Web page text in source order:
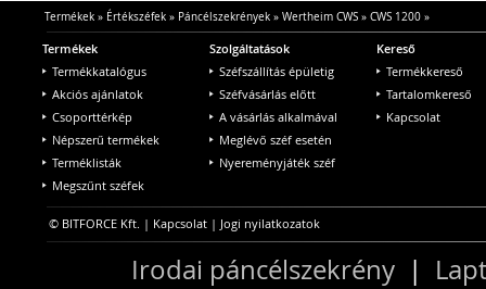
Termékek» Értékszéfek» Páncélszekrények» Wertheim CWS» CWS 1200»
Termékek
Termékkatalógus
Akciós ajánlatok
Csoporttérkép
Népszerű termékek
Terméklisták
Megszűnt széfek
Szolgáltatások
Széfszállítás épületig
Széfvásárlás előtt
A vásárlás alkalmával
Meglévő széf esetén
Nyereményjáték széf
Kereső
Termékkereső
Tartalomkereső
Kapcsolat
© BITFORCE Kft. | Kapcsolat | Jogi nyilatkozatok
Irodai páncélszekrény |